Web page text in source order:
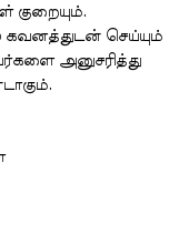
குறையும்.
கவனத்துடன் செய்யும்
அனுசரித்து
.